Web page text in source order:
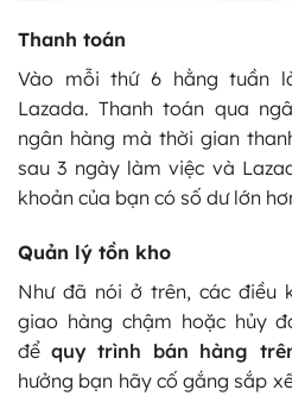
Thanh toán
Vào mỗi thứ 6 hằng tuần
Lazada. Thanh toán qua
ngân hàng mà thời gian
sau 3 ngày làm việc và
khoản của bạn có số dư lớn
Quản lý tồn kho
Như đã nói ở trên, các điều
giao hàng chậm hoặc hủy
để quy trình bán hàng
hưởng bạn hãy cố gắng sắp